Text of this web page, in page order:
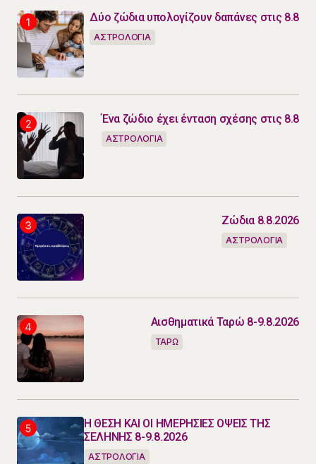
Δύο ζώδια υπολογίζουν δαπάνες στις 8.8
ΑΣΤΡΟΛΟΓΙΑ
Ένα ζώδιο έχει ένταση σχέσης στις 8.8
ΑΣΤΡΟΛΟΓΙΑ
Ζώδια 8.8.2026
ΑΣΤΡΟΛΟΓΙΑ
Αισθηματικά Ταρώ 8-9.8.2026
ΤΑΡΩ
Η ΘΕΣΗ ΚΑΙ ΟΙ ΗΜΕΡΗΣΙΕΣ ΟΨΕΙΣ ΤΗΣ
ΣΕΛΗΝΗΣ 8-9.8.2026
ΑΣΤΡΟΛΟΓΙΑ